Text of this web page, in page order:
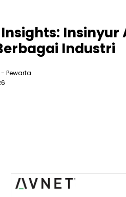
Insinyur
Industri
- Pewarta